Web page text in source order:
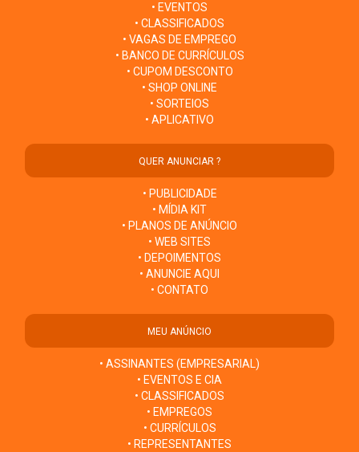
• EVENTOS
• CLASSIFICADOS
• VAGAS DE EMPREGO
• BANCO DE CURRÍCULOS
• CUPOM DESCONTO
• SHOP ONLINE
• SORTEIOS
• APLICATIVO
QUER ANUNCIAR ?
• PUBLICIDADE
• MÍDIA KIT
• PLANOS DE ANÚNCIO
• WEB SITES
• DEPOIMENTOS
• ANUNCIE AQUI
• CONTATO
MEU ANÚNCIO
• ASSINANTES (EMPRESARIAL)
• EVENTOS E CIA
• CLASSIFICADOS
• EMPREGOS
• CURRÍCULOS
• REPRESENTANTES